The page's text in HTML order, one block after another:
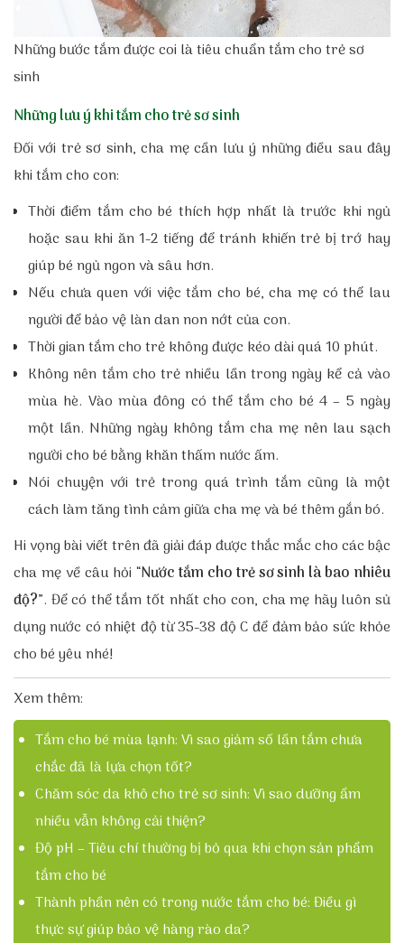
Những bước tắm được coi là tiêu chuẩn tắm cho trẻ sơ
sinh
Những lưu ý khi tắm cho trẻ sơ sinh
Đối với trẻ sơ sinh, cha mẹ cần lưu ý những điều sau đây
khi tắm cho con:
Thời điểm tắm cho bé thích hợp nhất là trước khi ngủ
hoặc sau khi ăn 1-2 tiếng để tránh khiến trẻ bị trớ hay
giúp bé ngủ ngon và sâu hơn.
Nếu chưa quen với việc tắm cho bé, cha mẹ có thể lau
người để bảo vệ làn dan non nớt của con.
Thời gian tắm cho trẻ không được kéo dài quá 10 phút.
Không nên tắm cho trẻ nhiều lần trong ngày kể cả vào
mùa hè. Vào mùa đông có thể tắm cho bé 4 – 5 ngày
một lần. Những ngày không tắm cha mẹ nên lau sạch
người cho bé bằng khăn thấm nước ấm.
Nói chuyện với trẻ trong quá trình tắm cũng là một
cách làm tăng tình cảm giữa cha mẹ và bé thêm gắn bó.
Hi vọng bài viết trên đã giải đáp được thắc mắc cho các bậc
cha mẹ về câu hỏi “Nước tắm cho trẻ sơ sinh là bao nhiêu
độ?”. Để có thể tắm tốt nhất cho con, cha mẹ hãy luôn sử
dụng nước có nhiệt độ từ 35-38 độ C để đảm bảo sức khỏe
cho bé yêu nhé!
Xem thêm:
Tắm cho bé mùa lạnh: Vì sao giảm số lần tắm chưa
chắc đã là lựa chọn tốt?
Chăm sóc da khô cho trẻ sơ sinh: Vì sao dưỡng ẩm
nhiều vẫn không cải thiện?
Độ pH – Tiêu chí thường bị bỏ qua khi chọn sản phẩm
tắm cho bé
Thành phần nên có trong nước tắm cho bé: Điều gì
thực sự giúp bảo vệ hàng rào da?